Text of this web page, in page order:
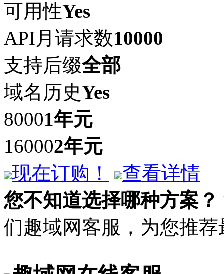
可用性Yes
API月请求数10000
支持后缀全部
域名历史Yes
80001年元
160002年元
现在订购！
查看详情
您不知道选择哪种方案？
们趣域网客服，为您推